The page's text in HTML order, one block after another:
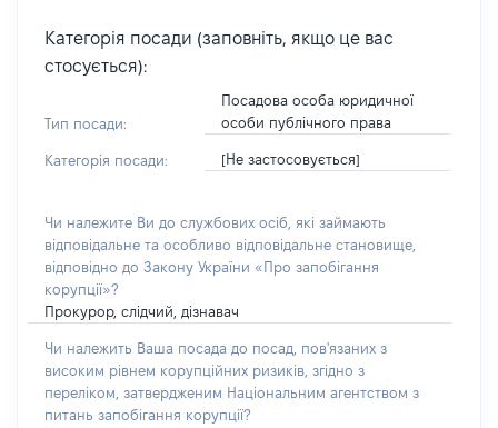
Категорія посади (заповніть, якщо це вас
стосується):
Тип посади:
Посадова особа юридичної
особи публічного права
Категорія посади: [Не застосовується]
Чи належите Ви до службових осіб, які займають
відповідальне та особливо відповідальне становище,
відповідно до Закону України «Про запобігання
корупції»?
Прокурор, слідчий, дізнавач
Чи належить Ваша посада до посад, пов'язаних з
високим рівнем корупційних ризиків, згідно з
переліком, затвердженим Національним агентством з
питань запобігання корупції?